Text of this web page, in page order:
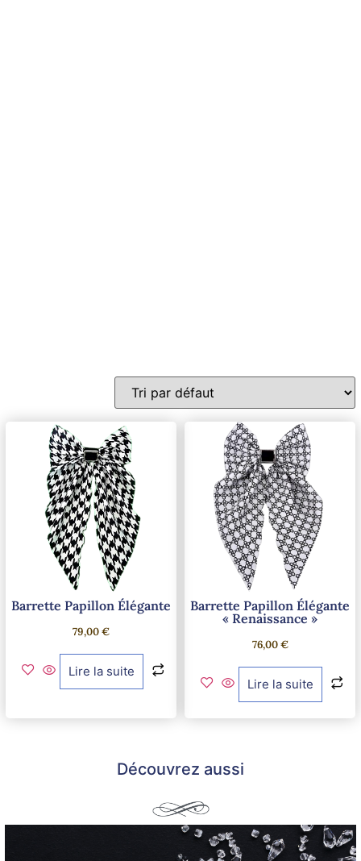
Barrette Papillon Élégante
79,00€
Lire la suite
Barrette Papillon Élégante
« Renaissance »
76,00€
Lire la suite
Découvrez aussi